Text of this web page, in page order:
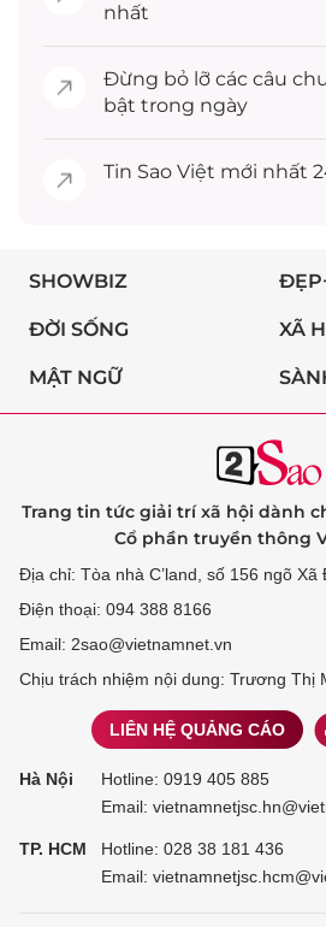
nhất
Đừng bỏ lỡ các câu
bật trong ngày
Tin Sao Việt mới nhất
SHOWBIZ
ĐỜI SỐNG XÃ
MẬT NGỮ
Trang tin tức giải trí xã hội dành
Cổ phần truyền thông
Địa chỉ: Tòa nhà C’land, số 156 ngõ
Điện thoại: 094 388 8166
Email: 2sao@vietnamnet.vn
Chịu trách nhiệm nội dung: Trương Thị
LIÊN HỆ QUẢNG CÁO
Hà Nội Hotline: 0919 405 885
Email:
TP. HCM Hotline: 028 38 181 436
Email: